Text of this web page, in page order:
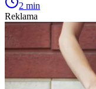
2 min
Reklama